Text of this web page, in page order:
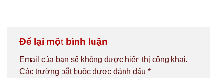
Để lại một bình luận
Email của bạn sẽ không được hiển thị công khai.
Các trường bắt buộc được đánh dấu *